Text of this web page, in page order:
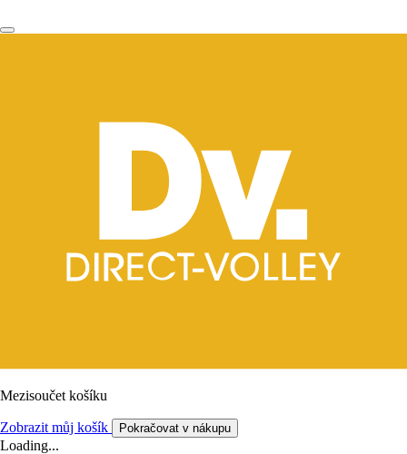
Mezisoučet košíku
Zobrazit můj košík Pokračovat v nákupu
Loading...